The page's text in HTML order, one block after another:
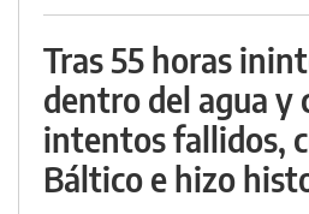
Tras 55 horas
dentro del agua y
intentos fallidos,
Báltico e hizo